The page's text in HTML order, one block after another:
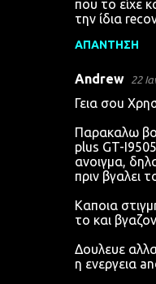
που το είχε
την ίδια
ΑΠΆΝΤΗΣΗ
Andrew 22
Γεια σou
Παρακαλω
plus GT-
ανοιγμα,
πριν βγαλει
Καποια
το και
Δουλευε
η ενεργεια